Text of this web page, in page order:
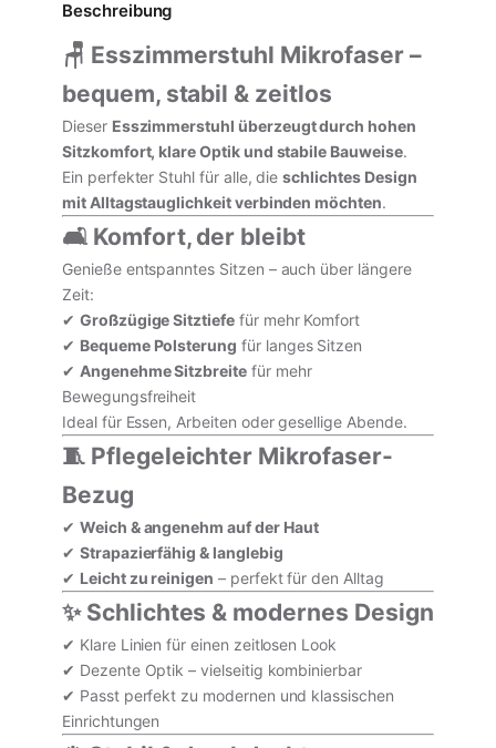
Beschreibung
🪑 Esszimmerstuhl Mikrofaser –
bequem, stabil & zeitlos
Dieser Esszimmerstuhl überzeugt durch hohen
Sitzkomfort, klare Optik und stabile Bauweise.
Ein perfekter Stuhl für alle, dieschlichtes Design
mit Alltagstauglichkeit verbinden möchten.
🛋️ Komfort, der bleibt
Genieße entspanntes Sitzen – auch über längere
Zeit:
✔ Großzügige Sitztiefefür mehr Komfort
✔ Bequeme Polsterung für langes Sitzen
✔ Angenehme Sitzbreitefür mehr
Bewegungsfreiheit
Ideal für Essen, Arbeiten oder gesellige Abende.
🧵 Pflegeleichter Mikrofaser-
Bezug
✔ Weich & angenehm auf der Haut
✔ Strapazierfähig & langlebig
✔ Leicht zu reinigen – perfekt für den Alltag
✨ Schlichtes & modernes Design
✔ Klare Linien für einen zeitlosen Look
✔ Dezente Optik – vielseitig kombinierbar
✔ Passt perfekt zu modernen und klassischen
Einrichtungen